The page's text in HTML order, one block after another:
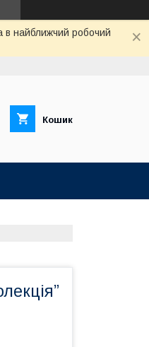
в найближчий робочий
Кошик